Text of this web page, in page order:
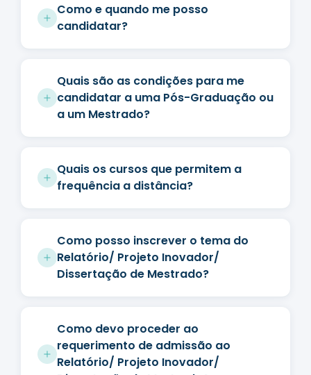
Como e quando me posso
candidatar?
Quais são as condições para me
candidatar a uma Pós-Graduação ou
a um Mestrado?
Quais os cursos que permitem a
frequência a distância?
Como posso inscrever o tema do
Relatório/ Projeto Inovador/
Dissertação de Mestrado?
Como devo proceder ao
requerimento de admissão ao
Relatório/ Projeto Inovador/